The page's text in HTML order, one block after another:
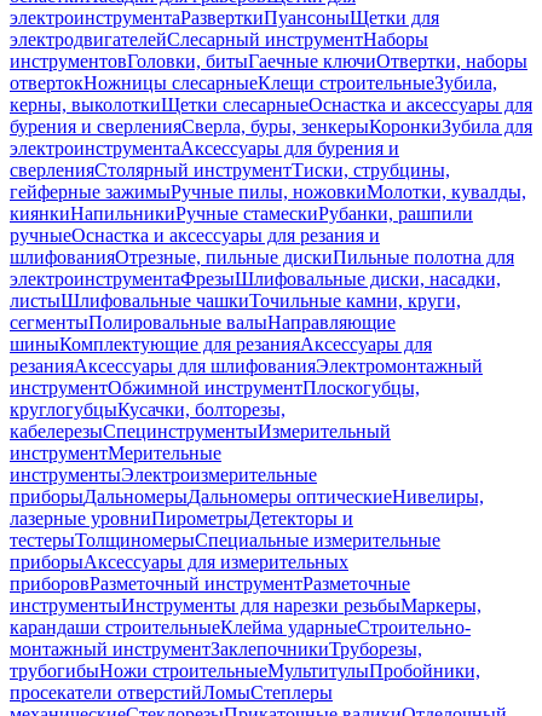
электроинструментаРазверткиПуансоныЩетки для
электродвигателейСлесарный инструментНаборы
инструментовГоловки, битыГаечные ключиОтвертки, наборы
отвертокНожницы слесарныеКлещи строительныеЗубила,
керны, выколоткиЩетки слесарныеОснастка и аксессуары для
бурения и сверленияСверла, буры, зенкерыКоронкиЗубила для
электроинструментаАксессуары для бурения и
сверленияСтолярный инструментТиски, струбцины,
гейферные зажимыРучные пилы, ножовкиМолотки, кувалды,
киянкиНапильникиРучные стамескиРубанки, рашпили
ручныеОснастка и аксессуары для резания и
шлифованияОтрезные, пильные дискиПильные полотна для
электроинструментаФрезыШлифовальные диски, насадки,
листыШлифовальные чашкиТочильные камни, круги,
сегментыПолировальные валыНаправляющие
шиныКомплектующие для резанияАксессуары для
резанияАксессуары для шлифованияЭлектромонтажный
инструментОбжимной инструментПлоскогубцы,
круглогубцыКусачки, болторезы,
кабелерезыСпецинструментыИзмерительный
инструментМерительные
инструментыЭлектроизмерительные
приборыДальномерыДальномеры оптическиеНивелиры,
лазерные уровниПирометрыДетекторы и
тестерыТолщиномерыСпециальные измерительные
приборыАксессуары для измерительных
приборовРазметочный инструментРазметочные
инструментыИнструменты для нарезки резьбыМаркеры,
карандаши строительныеКлейма ударныеСтроительно-
монтажный инструментЗаклепочникиТруборезы,
трубогибыНожи строительныеМультитулыПробойники,
просекатели отверстийЛомыСтеплеры